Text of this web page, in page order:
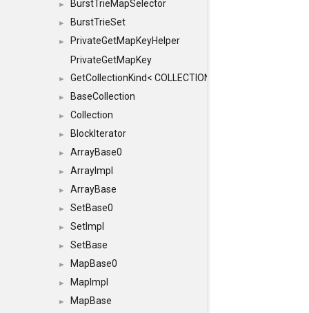
► BurstTrieMapSelector
► BurstTrieSet
►
PrivateGetMapKeyHelper
PrivateGetMapKey
► GetCollectionKind< COLLECTION, typename
► BaseCollection
► Collection
► BlockIterator
► ArrayBase0
► ArrayImpl
► ArrayBase
► SetBase0
► SetImpl
► SetBase
► MapBase0
► MapImpl
► MapBase